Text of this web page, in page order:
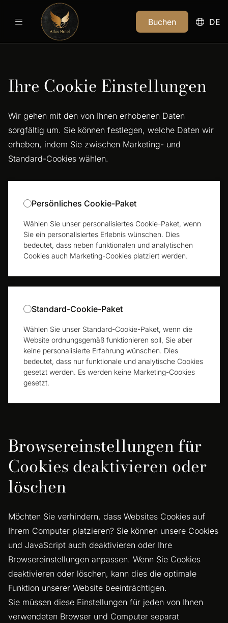
Buchen DE
Ihre Cookie Einstellungen
Wir gehen mit den von Ihnen erhobenen Daten
sorgfältig um. Sie können festlegen, welche Daten wir
erheben, indem Sie zwischen Marketing- und
Standard-Cookies wählen.
Persönliches Cookie-Paket
Wählen Sie unser personalisiertes Cookie-Paket, wenn
Sie ein personalisiertes Erlebnis wünschen. Dies
bedeutet, dass neben funktionalen und analytischen
Cookies auch Marketing-Cookies platziert werden.
Standard-Cookie-Paket
Wählen Sie unser Standard-Cookie-Paket, wenn die
Website ordnungsgemäß funktionieren soll, Sie aber
keine personalisierte Erfahrung wünschen. Dies
bedeutet, dass nur funktionale und analytische Cookies
gesetzt werden. Es werden keine Marketing-Cookies
gesetzt.
Browsereinstellungen für
Cookies deaktivieren oder
löschen
Möchten Sie verhindern, dass Websites Cookies auf
Ihrem Computer platzieren? Sie können unsere Cookies
und JavaScript auch deaktivieren oder Ihre
Browsereinstellungen anpassen. Wenn Sie Cookies
deaktivieren oder löschen, kann dies die optimale
Funktion unserer Website beeinträchtigen.
Sie müssen diese Einstellungen für jeden von Ihnen
verwendeten Browser und Computer separat